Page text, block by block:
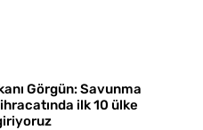
Görgün: Savunma
ilk 10 ülke